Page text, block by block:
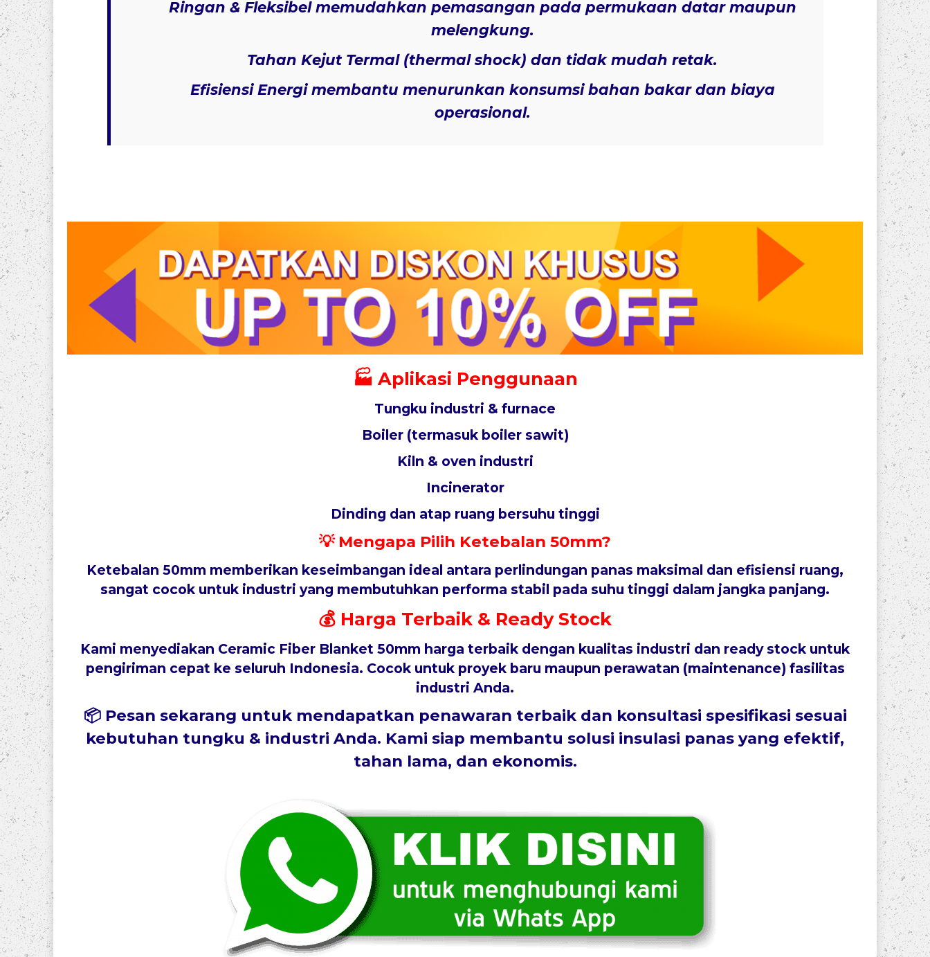
Ringan & Fleksibelmemudahkan pemasangan pada permukaan datar maupun
melengkung.
Tahan Kejut Termal(thermal shock) dan tidak mudah retak.
Efisiensi Energimembantu menurunkan konsumsi bahan bakar dan biaya
operasional.
🏭 Aplikasi Penggunaan
Tungku industri & furnace
Boiler(termasuk boiler sawit)
Kiln & oven industri
Incinerator
Dinding dan atap ruang bersuhu tinggi
💡 Mengapa Pilih Ketebalan 50mm?
Ketebalan 50mm memberikan keseimbangan ideal antara perlindungan panas maksimal dan efisiensi ruang,
sangat cocok untuk industri yang membutuhkan performa stabil pada suhu tinggi dalam jangka panjang.
💰 Harga Terbaik & Ready Stock
Kami menyediakan Ceramic Fiber Blanket 50mm harga terbaik dengan kualitas industri dan ready stock untuk
pengiriman cepat ke seluruh Indonesia. Cocok untuk proyek baru maupun perawatan (maintenance) fasilitas
industri Anda.
📦 Pesan sekarang untuk mendapatkan penawaran terbaik dan konsultasi spesifikasi sesuai
kebutuhan tungku & industri Anda. Kami siap membantu solusi insulasi panas yang efektif,
tahan lama, dan ekonomis.